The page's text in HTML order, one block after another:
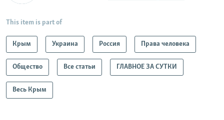
This item is part of
Крым Украина Россия Права человека
Общество Все статьи ГЛАВНОЕ ЗА СУТКИ
Весь Крым